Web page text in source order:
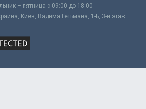
– пятница с 09:00 до 18:00
Киев, Вадима Гетьмана, 1-Б, 3-й этаж